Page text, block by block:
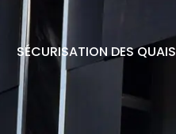
SÉCURISATION DES QUAIS